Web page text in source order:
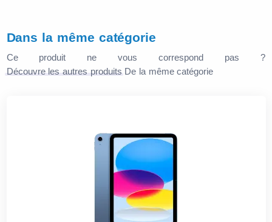
Dans la même catégorie
Ce produit ne vous correspond pas ?
Découvre les autres produits De la même catégorie